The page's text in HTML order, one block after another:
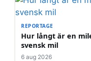
REPORTAGE
Hur långt är en
svensk mil
6 aug 2026